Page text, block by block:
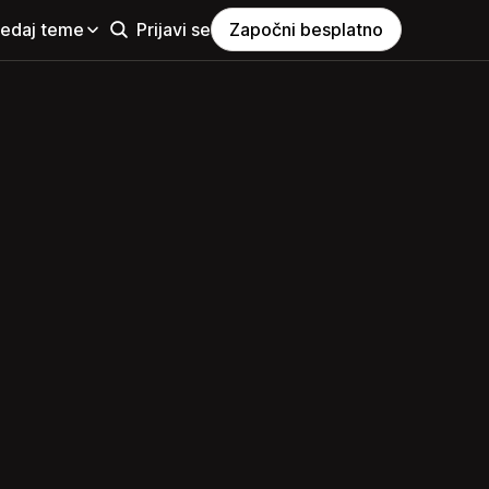
teme Prijavi se Započni besplatno